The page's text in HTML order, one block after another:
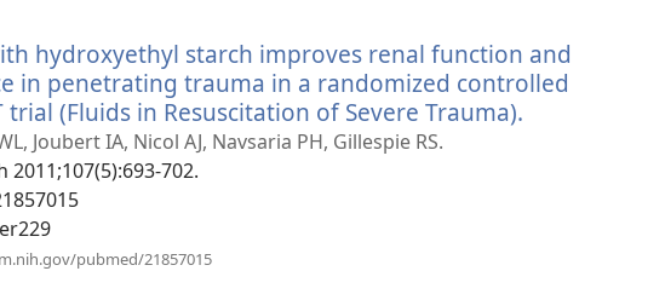
hydroxyethyl starch improves renal function and
in penetrating trauma in a randomized controlled
trial (Fluids in Resuscitation of Severe Trauma).
Joubert IA, Nicol AJ, Navsaria PH, Gillespie RS.
2011;107(5):693-702.
pubmed/21857015